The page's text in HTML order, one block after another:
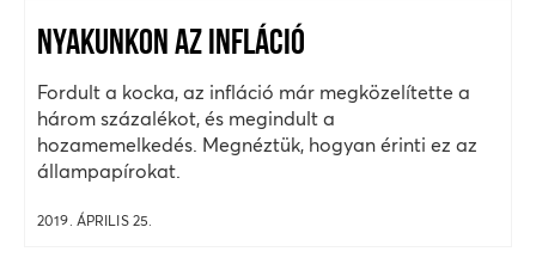
NYAKUNKON AZ INFLÁCIÓ
Fordult a kocka, az infláció már megközelítette a
három százalékot, és megindult a
hozamemelkedés. Megnéztük, hogyan érinti ez az
állampapírokat.
2019. ÁPRILIS 25.